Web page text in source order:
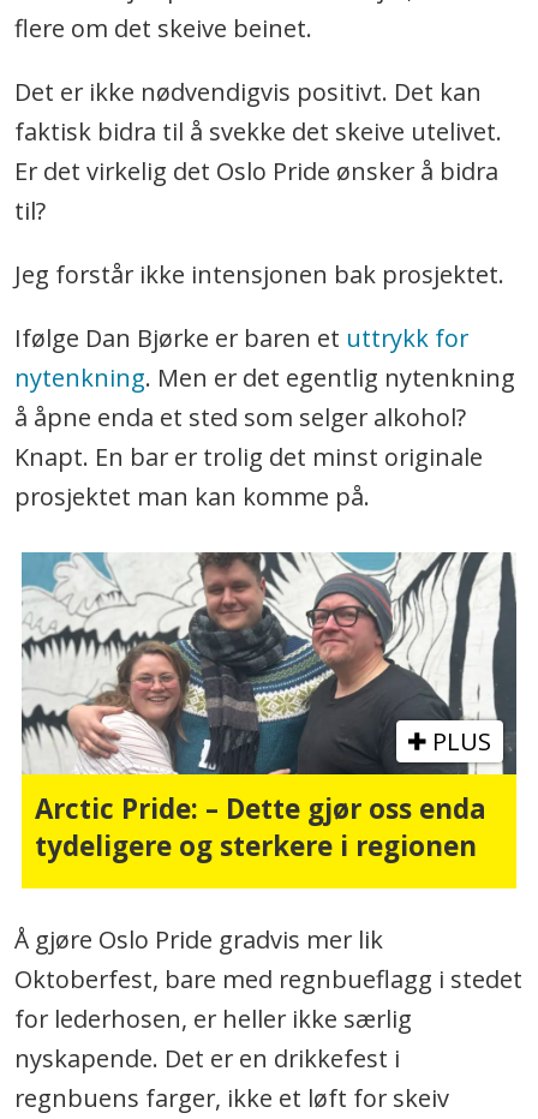
flere om det skeive beinet.
Det er ikke nødvendigvis positivt. Det kan
faktisk bidra til å svekke det skeive utelivet.
Er det virkelig det Oslo Pride ønsker å bidra
til?
Jeg forstår ikke intensjonen bak prosjektet.
Ifølge Dan Bjørke er baren et uttrykk for
nytenkning. Men er det egentlig nytenkning
å åpne enda et sted som selger alkohol?
Knapt. En bar er trolig det minst originale
prosjektet man kan komme på.
PLUS
Arctic Pride: – Dette gjør oss enda
tydeligere og sterkere i regionen
Å gjøre Oslo Pride gradvis mer lik
Oktoberfest, bare med regnbueflagg i stedet
for lederhosen, er heller ikke særlig
nyskapende. Det er en drikkefest i
regnbuens farger, ikke et løft for skeiv